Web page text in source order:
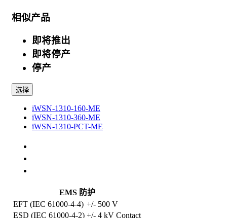
相似产品
即将推出
即将停产
停产
选择
iWSN-1310-160-ME
iWSN-1310-360-ME
iWSN-1310-PCT-ME
EMS 防护
EFT (IEC 61000-4-4) +/- 500 V
ESD (IEC 61000-4-2) +/- 4 kV Contact